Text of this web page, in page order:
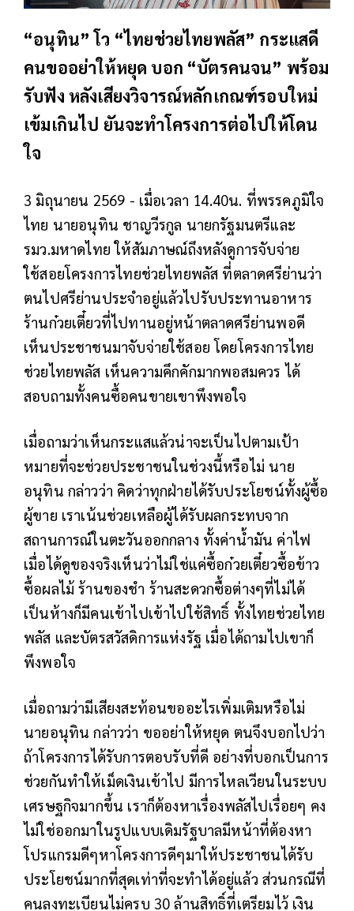
“อนุทิน” โว “ไทยช่วยไทยพลัส” กระแสดี
คนขออย่าให้หยุด บอก “บัตรคนจน” พร้อม
รับฟัง หลังเสียงวิจารณ์หลักเกณฑ์รอบใหม่
เข้มเกินไป ยันจะทำโครงการต่อไปให้โดน
ใจ
3 มิถุนายน 2569 - เมื่อเวลา 14.40น. ที่พรรคภูมิใจ
ไทย นายอนุทิน ชาญวีรกูล นายกรัฐมนตรีและ
รมว.มหาดไทย ให้สัมภาษณ์ถึงหลังดูการจับจ่าย
ใช้สอยโครงการไทยช่วยไทยพลัส ที่ตลาดศรีย่านว่า
ตนไปศรีย่านประจำอยู่แล้วไปรับประทานอาหาร
ร้านก๋วยเตี๋ยวที่ไปทานอยู่หน้าตลาดศรีย่านพอดี
เห็นประชาชนมาจับจ่ายใช้สอย โดยโครงการไทย
ช่วยไทยพลัส เห็นความคึกคักมากพอสมควร ได้
สอบถามทั้งคนซื้อคนขายเขาพึงพอใจ
เมื่อถามว่าเห็นกระแสแล้วน่าจะเป็นไปตามเป้า
หมายที่จะช่วยประชาชนในช่วงนี้หรือไม่ นาย
อนุทิน กล่าวว่า คิดว่าทุกฝ่ายได้รับประโยชน์ทั้งผู้ซื้อ
ผู้ขาย เราเน้นช่วยเหลือผู้ได้รับผลกระทบจาก
สถานการณ์ในตะวันออกกลาง ทั้งค่าน้ำมัน ค่าไฟ
เมื่อได้ดูของจริงเห็นว่าไม่ใช่แค่ซื้อก๋วยเตี๋ยวซื้อข้าว
ซื้อผลไม้ ร้านของชำ ร้านสะดวกซื้อต่างๆที่ไม่ได้
เป็นห้างก็มีคนเข้าไปเข้าไปใช้สิทธิ์ ทั้งไทยช่วยไทย
พลัส และบัตรสวัสดิการแห่งรัฐ เมื่อได้ถามไปเขาก็
พึงพอใจ
เมื่อถามว่ามีเสียงสะท้อนขออะไรเพิ่มเติมหรือไม่
นายอนุทิน กล่าวว่า ขออย่าให้หยุด ตนจึงบอกไปว่า
ถ้าโครงการได้รับการตอบรับที่ดี อย่างที่บอกเป็นการ
ช่วยกันทำให้เม็ดเงินเข้าไป มีการไหลเวียนในระบบ
เศรษฐกิจมากขึ้น เราก็ต้องหาเรื่องพลัสไปเรื่อยๆ คง
ไม่ใช่ออกมาในรูปแบบเดิมรัฐบาลมีหน้าที่ต้องหา
โปรแกรมดีๆหาโครงการดีๆมาให้ประชาชนได้รับ
ประโยชน์มากที่สุดเท่าที่จะทำได้อยู่แล้ว ส่วนกรณีที่
คนลงทะเบียนไม่ครบ 30 ล้านสิทธิ์ที่เตรียมไว้ เงิน